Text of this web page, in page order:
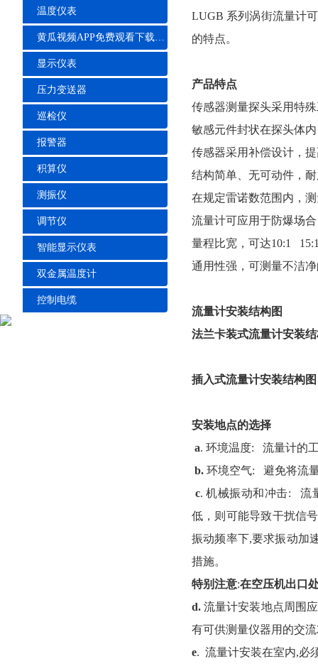
温度仪表
黄瓜视频APP免费观看下载安装
显示仪表
压力变送器
巡检仪
报警器
积算仪
测振仪
调节仪
智能显示仪表
双金属温度计
控制电缆
LUGB 系列涡街流量计
的特点。
产品特点
传感器测量探头采用特
敏感元件封状在探头体
传感器采用补偿设计，
结构简单、无可动件，
在规定雷诺数范围内，
流量计可应用于防爆场
量程比宽，可达10:1
通用性强，可测量不洁
流量计安装结构图
法兰卡装式流量计安装
插入式流量计安装结构图
安装地点的选择
a. 环境温度: 流量计的
b. 环境空气: 避免将流
c. 机械振动和冲击: 流
低，则可能导致干扰信
振动频率下,要求振动加
措施。
特别注意:在空压机出口
d. 流量计安装地点周围
有可供测量仪器用的交
e. 流量计安装在室内,必